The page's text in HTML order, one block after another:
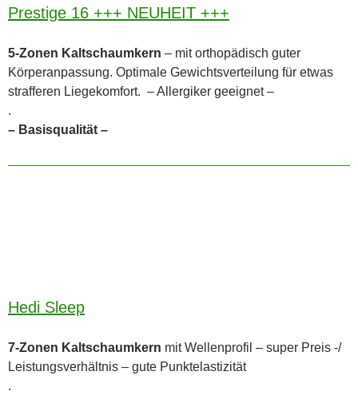
Prestige 16 +++ NEUHEIT +++
5-Zonen Kaltschaumkern – mit orthopädisch guter
Körperanpassung. Optimale Gewichtsverteilung für etwas
strafferen Liegekomfort. – Allergiker geeignet –
.
– Basisqualität –
Hedi Sleep
7-Zonen Kaltschaumkern mit Wellenprofil – super Preis -/
Leistungsverhältnis – gute Punktelastizität
.